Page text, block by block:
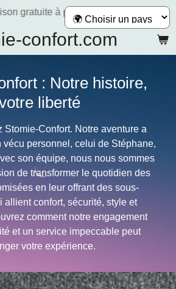
confort.com
gratuite à partir de 60€
: Notre histoire,
liberté
Stomie-Confort. Notre aventure a
vécu personnel, celui de Stéphane,
son équipe, nous nous sommes
de transformer le quotidien des
en leur offrant des sous-
allient confort, sécurité, style et
comment notre engagement
et un service impeccable peut
votre expérience.